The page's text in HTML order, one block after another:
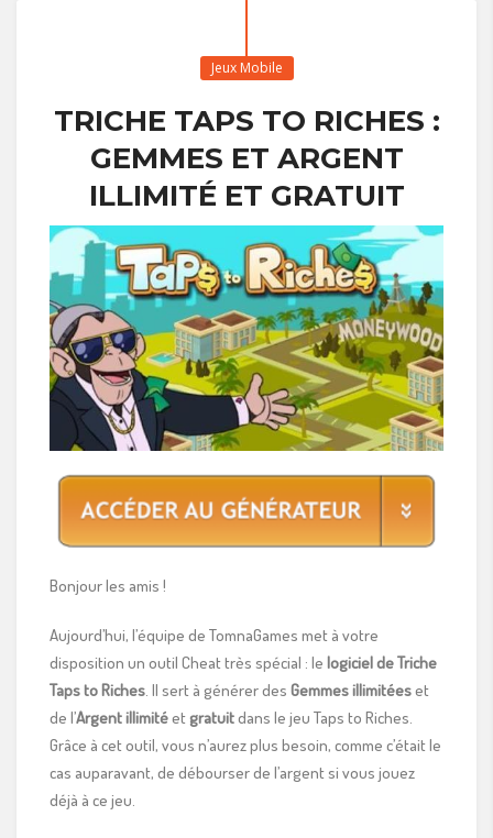
Jeux Mobile
TRICHE TAPS TO RICHES :
GEMMES ET ARGENT
ILLIMITÉ ET GRATUIT
Bonjour les amis !
Aujourd’hui, l’équipe de TomnaGames met à votre
disposition un outil Cheat très spécial : le logiciel de Triche
Taps to Riches. Il sert à générer des Gemmes illimitéeset
de l’Argent illimitéetgratuitdans le jeu Taps to Riches.
Grâce à cet outil, vous n’aurez plus besoin, comme c’était le
cas auparavant, de débourser de l’argent si vous jouez
déjà à ce jeu.